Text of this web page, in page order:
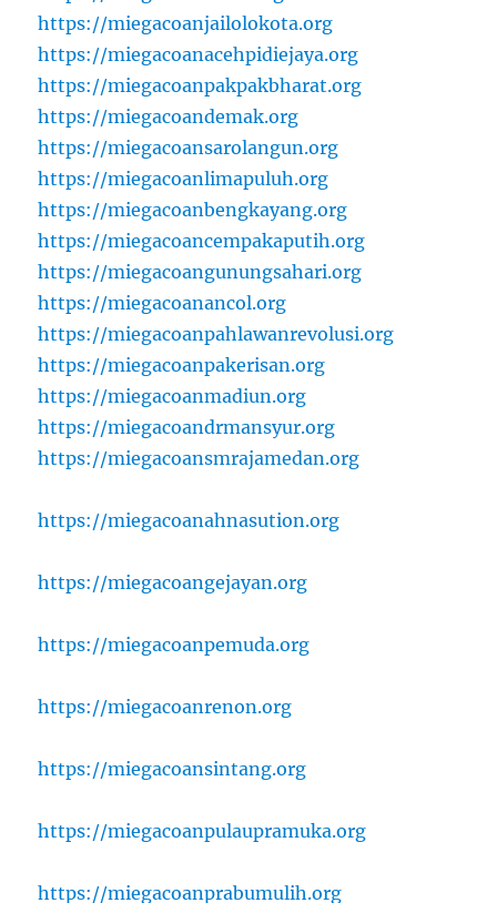
https://miegacoanjailolokota.org
https://miegacoanacehpidiejaya.org
https://miegacoanpakpakbharat.org
https://miegacoandemak.org
https://miegacoansarolangun.org
https://miegacoanlimapuluh.org
https://miegacoanbengkayang.org
https://miegacoancempakaputih.org
https://miegacoangunungsahari.org
https://miegacoanancol.org
https://miegacoanpahlawanrevolusi.org
https://miegacoanpakerisan.org
https://miegacoanmadiun.org
https://miegacoandrmansyur.org
https://miegacoansmrajamedan.org
https://miegacoanahnasution.org
https://miegacoangejayan.org
https://miegacoanpemuda.org
https://miegacoanrenon.org
https://miegacoansintang.org
https://miegacoanpulaupramuka.org
https://miegacoanprabumulih.org